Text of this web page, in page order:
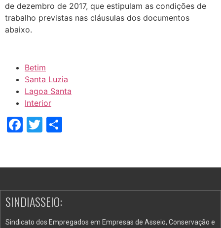
de dezembro de 2017, que estipulam as condições de
trabalho previstas nas cláusulas dos documentos
abaixo.
Betim
Santa Luzia
Lagoa Santa
Interior
Facebook
Twitter
SINDIASSEIO:
Sindicato dos Empregados em Empresas de Asseio, Conservação e